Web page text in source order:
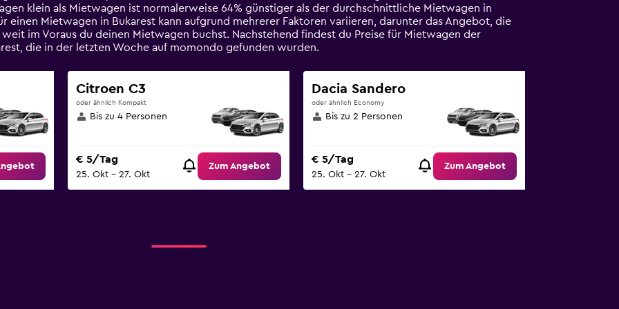
klein als Mietwagen ist normalerweise 64% günstiger als der durchschnittliche Mietwagen in
einen Mietwagen in Bukarest kann aufgrund mehrerer Faktoren variieren, darunter das Angebot, die
im Voraus du deinen Mietwagen buchst. Nachstehend findest du Preise für Mietwagen der
die in der letzten Woche auf momondo gefunden wurden.
Citroen C3
oder ähnlich Kompakt
Bis zu 4 Personen
€ 5/Tag
25. Okt – 27. Okt
Zum Angebot
Dacia Sandero
oder ähnlich Economy
Bis zu 2 Personen
€ 5/Tag
25. Okt – 27. Okt
Zum Angebot